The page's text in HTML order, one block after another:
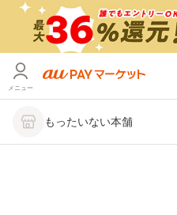
メニュー
もったいない本舗